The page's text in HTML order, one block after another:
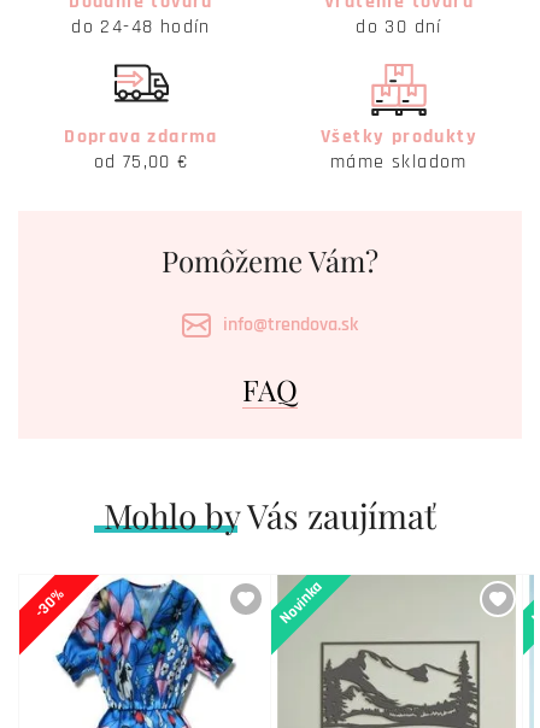
do 24-48 hodín
do 30 dní
Doprava zdarma
od 75,00 €
Všetky produkty
máme skladom
Pomôžeme Vám?
info@trendova.sk
FAQ
Mohlo by Vás zaujímať
-30% Novinka